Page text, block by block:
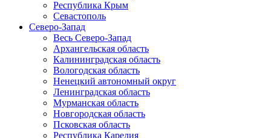
Республика Крым
Севастополь
Северо-Запад
Весь Северо-Запад
Архангельская область
Калининградская область
Вологодская область
Ненецкий автономный округ
Ленинградская область
Мурманская область
Новгородская область
Псковская область
Республика Карелия